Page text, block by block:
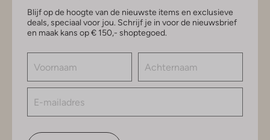
Blijf op de hoogte van de nieuwste items en exclusieve
deals, speciaal voor jou. Schrijf je in voor de nieuwsbrief
en maak kans op € 150,- shoptegoed.